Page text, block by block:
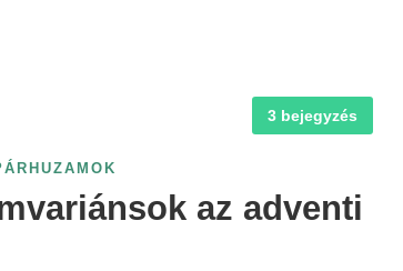
3 bejegyzés
az adventi